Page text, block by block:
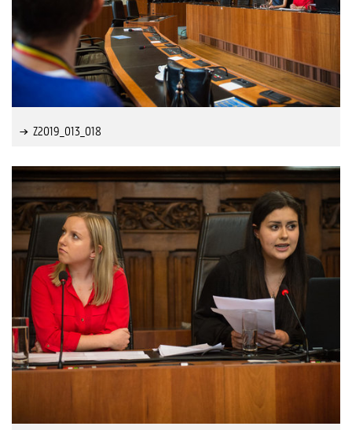
Z2019_013_018